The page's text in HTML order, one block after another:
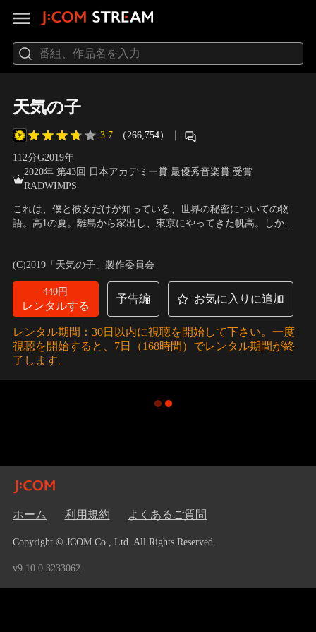
天気の子
3.7 （266,754） ｜
112分G2019年
2020年 第43回 日本アカデミー賞 最優秀音楽賞 受賞
RADWIMPS
これは、僕と彼女だけが知っている、世界の秘密についての物
語。高1の夏。離島から家出し、東京にやってきた帆高。しかし
示唆するかのように、連日降り続ける雨。そんな中、雑踏ひしめ
く都会の片隅で、帆高は一人の少女に出会う。
(C)2019「天気の子」製作委員会
440円
レンタルする
予告編 お気に入りに追加
レンタル期間：30日以内に視聴を開始して下さい。一度
視聴を開始すると、7日（168時間）でレンタル期間が終
了します。
ホーム 利用規約 よくあるご質問
Copyright © JCOM Co., Ltd. All Rights Reserved.
v9.10.0.3233062